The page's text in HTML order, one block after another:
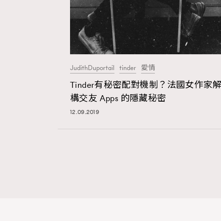
JudithDuportail tinder 愛情
Tinder有秘密配對機制？法國女作家解
構交友 Apps 的隱藏秘密
12.09.2019